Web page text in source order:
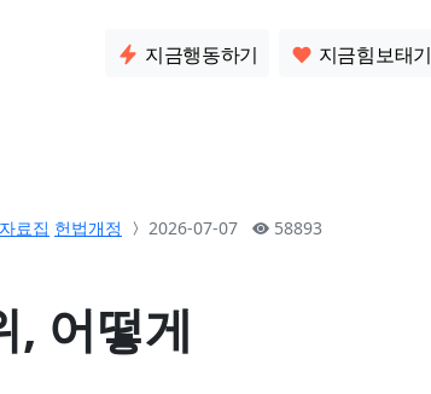
지금행동하기 지금힘보태기
자료집 헌법개정 2026-07-07 58893
, 어떻게